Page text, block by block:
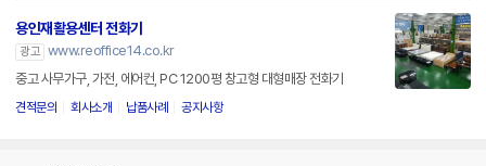
용인재활용센터 전화기
광고 www.reoffice14.co.kr
중고 사무가구, 가전, 에어컨, PC 1200평 창고형 대형매장 전화기
견적문의 회사소개 납품사례 공지사항